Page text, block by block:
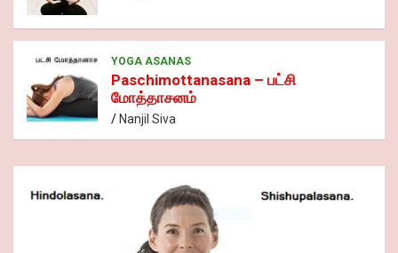
YOGA ASANAS
Paschimottanasana – பட்சி
மோத்தாசனம்
Nanjil Siva